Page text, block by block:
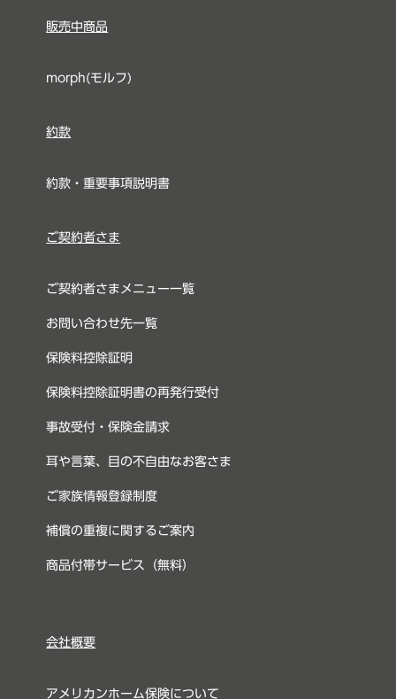
販売中商品
morph(モルフ)
約款
約款・重要事項説明書
ご契約者さま
ご契約者さまメニュー一覧
お問い合わせ先一覧
保険料控除証明
保険料控除証明書の再発行受付
事故受付・保険金請求
耳や言葉、目の不自由なお客さま
ご家族情報登録制度
補償の重複に関するご案内
商品付帯サービス（無料）
会社概要
アメリカンホーム保険について